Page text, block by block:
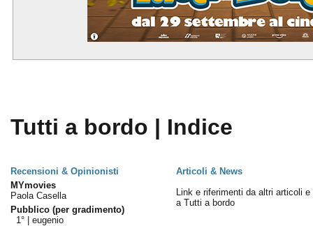
Tutti a bordo | Indice
Recensioni & Opinionisti
Articoli & News
MYmovies
Paola Casella
Pubblico (per gradimento)
1° | eugenio
Link e riferimenti da altri articoli e
a Tutti a bordo